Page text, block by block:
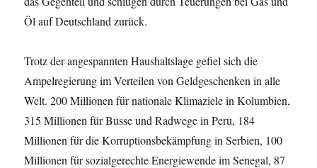
Öl auf Deutschland zurück.
Trotz der angespannten Haushaltslage gefiel sich die
Ampelregierung im Verteilen von Geldgeschenken in alle
Welt. 200 Millionen für nationale Klimaziele in Kolumbien,
315 Millionen für Busse und Radwege in Peru, 184
Millionen für die Korruptionsbekämpfung in Serbien, 100
Millionen für sozialgerechte Energiewende im Senegal, 87